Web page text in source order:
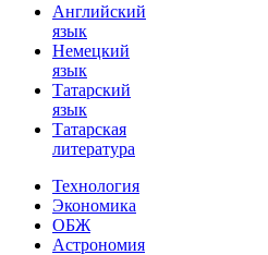
Английский
язык
Немецкий
язык
Татарский
язык
Татарская
литература
Технология
Экономика
ОБЖ
Астрономия